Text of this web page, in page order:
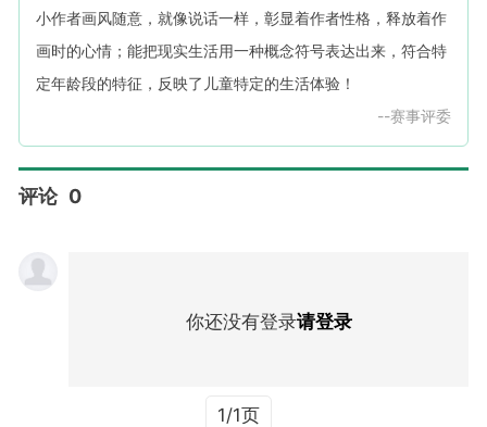
小作者画风随意，就像说话一样，彰显着作者性格，释放着作
画时的心情；能把现实生活用一种概念符号表达出来，符合特
定年龄段的特征，反映了儿童特定的生活体验！
--赛事评委
评论 0
你还没有登录请登录
1/1页